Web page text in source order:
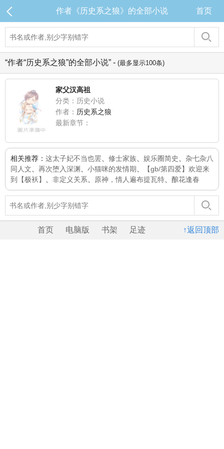
作者《历史系之狼》的全部小说 首页
“作者“历史系之狼”的全部小说” - (最多显示100条)
家父汉高祖
分类：历史小说
作者： 历史系之狼
最新章节：
相关推荐： 这太子妃不当也罢 修士家族 娱乐圈简史
杂七杂八
同人文
再次堕入深渊 小猫咪的发情期
【gb/第四爱】欢迎来
到【极袄】
非定义关系 原神，情人遍布提瓦特 酿花逢春
↑返回顶部
首页 电脑版 书架 足迹